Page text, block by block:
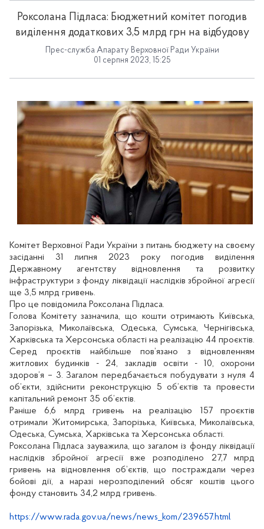
Роксолана Підласа: Бюджетний комітет погодив
виділення додаткових 3,5 млрд грн на відбудову
Прес-служба Апарату Верховної Ради України
01 серпня 2023, 15:25
Комітет Верховної Ради України з питань бюджету на своєму
засіданні 31 липня 2023 року погодив виділення
Державному агентству відновлення та розвитку
інфраструктури з фонду ліквідації наслідків збройної агресії
ще 3,5 млрд гривень.
Про це повідомила Роксолана Підласа.
Голова Комітету зазначила, що кошти отримають Київська,
Запорізька, Миколаївська, Одеська, Сумська, Чернігівська,
Харківська та Херсонська області на реалізацію 44 проєктів.
Серед проєктів найбільше пов’язано з відновленням
житлових будинків - 24, закладів освіти - 10, охорони
здоров’я – 3. Загалом передбачається побудувати з нуля 4
об’єкти, здійснити реконструкцію 5 об’єктів та провести
капітальний ремонт 35 об’єктів.
Раніше 6,6 млрд гривень на реалізацію 157 проєктів
отримали Житомирська, Запорізька, Київська, Миколаївська,
Одеська, Сумська, Харківська та Херсонська області.
Роксолана Підласа зауважила, що загалом із фонду ліквідації
наслідків збройної агресії вже розподілено 27,7 млрд
гривень на відновлення об’єктів, що постраждали через
бойові дії, а наразі нерозподілений обсяг коштів цього
фонду становить 34,2 млрд гривень.
https://www.rada.gov.ua/news/news_kom/239657.html